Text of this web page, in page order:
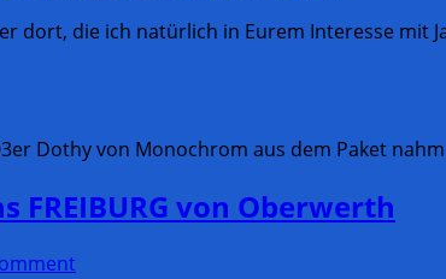
dort, die ich natürlich in Eurem Interesse mit
Dothy von Monochrom aus dem Paket
FREIBURG von Oberwerth